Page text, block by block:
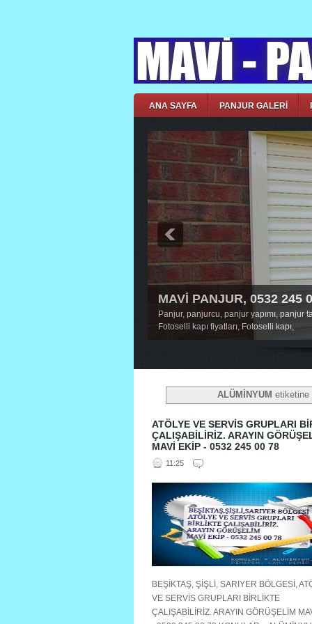
ANA SAYFA PANJUR GALERİ
MAVİ PANJUR, 0532 245
Panjur, panjurcu, panjur yapımı, panjur
Fotoselli kapı fiyatları, Fotoselli kapı,
MAVİ PANJUR, 0532 245
Panjur, panjurcu, panjur yapımı, panjur
Fotoselli kapı fiyatları, Fotoselli kapı,
ALÜMİNYUM etiketine
ATÖLYE VE SERVİS GRUPLARI
ÇALIŞABİLİRİZ. ARAYIN
MAVİ EKİP - 0532 245 00 78
11:25
BEŞİKTAŞ, ŞİŞLİ, SARIYER BÖLGESİ,
VE SERVİS GRUPLARI BİRLİKTE
ÇALIŞABİLİRİZ. ARAYIN GÖRÜŞELİM